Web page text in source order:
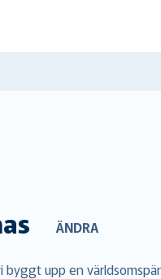
ÄNDRA
byggt upp en